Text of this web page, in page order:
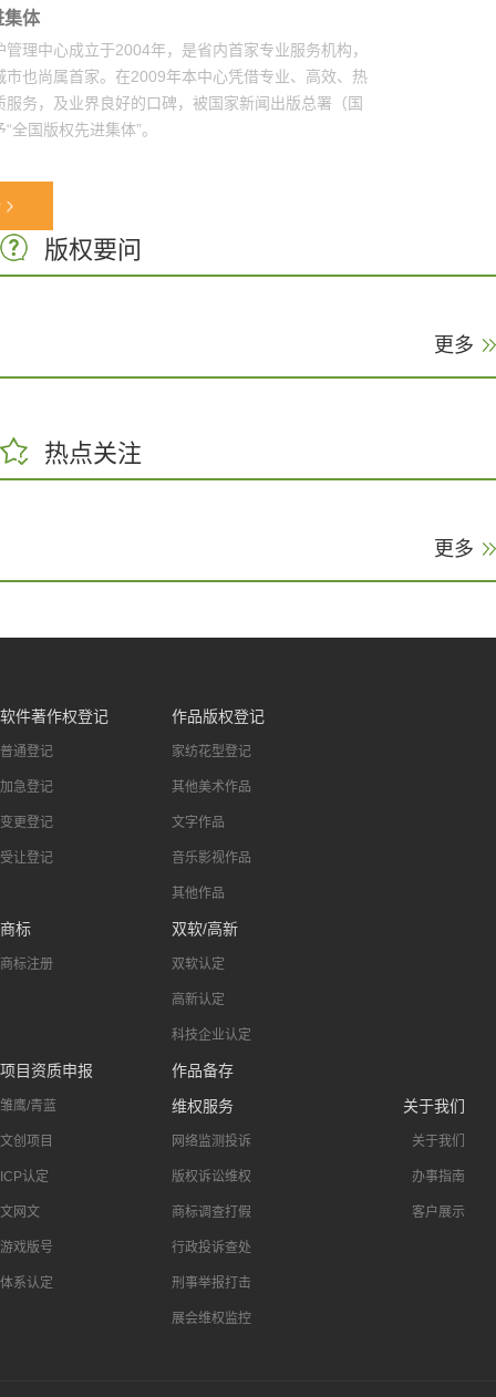
集体
理中心成立于2004年，是省内首家专业服务机构，
市也尚属首家。在2009年本中心凭借专业、高效、热
服务，及业界良好的口碑，被国家新闻出版总署（国
全国版权先进集体”。
版权要问
更多
热点关注
更多
软件著作权登记
普通登记
加急登记
变更登记
受让登记
作品版权登记
家纺花型登记
其他美术作品
文字作品
音乐影视作品
其他作品
商标
商标注册
双软/高新
双软认定
高新认定
科技企业认定
项目资质申报
雏鹰/青蓝
文创项目
ICP认定
文网文
游戏版号
体系认定
作品备存
维权服务
网络监测投诉
版权诉讼维权
商标调查打假
行政投诉查处
刑事举报打击
展会维权监控
关于我们
关于我们
办事指南
客户展示